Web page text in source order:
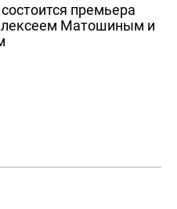
премьера
Матошиным и